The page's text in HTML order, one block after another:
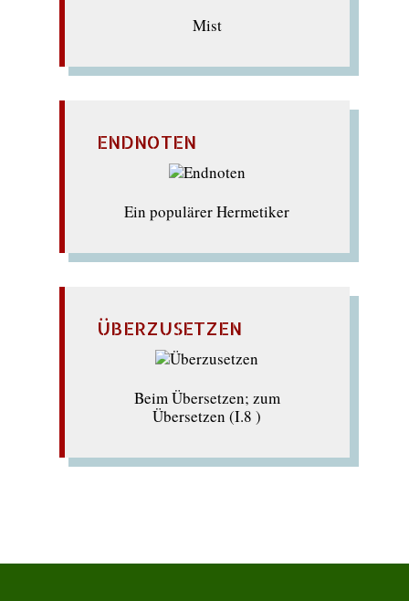
Mist
ENDNOTEN
Ein populärer Hermetiker
ÜBERZUSETZEN
Beim Übersetzen; zum
Übersetzen (I.8 )